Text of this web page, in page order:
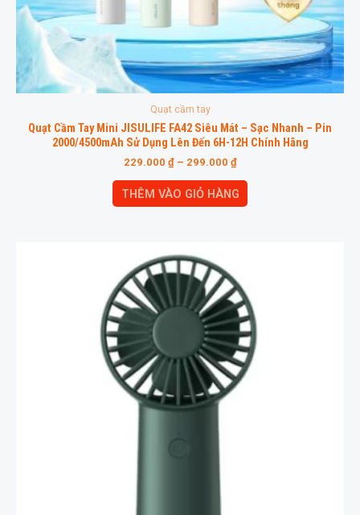
Quạt cầm tay
Quạt Cầm Tay Mini JISULIFE FA42 Siêu Mát – Sạc Nhanh – Pin
2000/4500mAh Sử Dụng Lên Đến 6H-12H Chính Hãng
229.000 ₫– 299.000 ₫
THÊM VÀO GIỎ HÀNG